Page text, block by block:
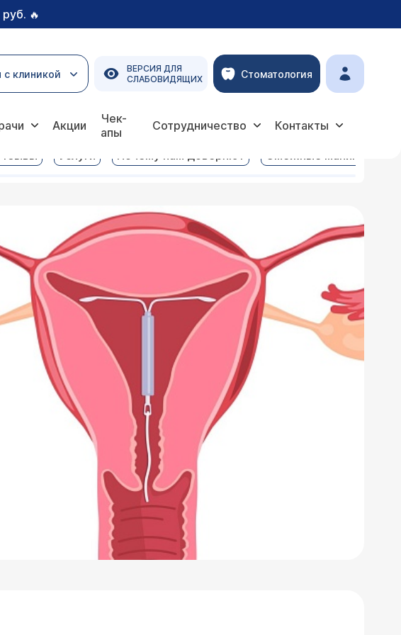
🔥
с клиникой
ВЕРСИЯ ДЛЯ
СЛАБОВИДЯЩИХ
Стоматология
Акции
Чек-
апы
Сотрудничество Контакты
Услуги Почему нам доверяют Смежные манипуляции